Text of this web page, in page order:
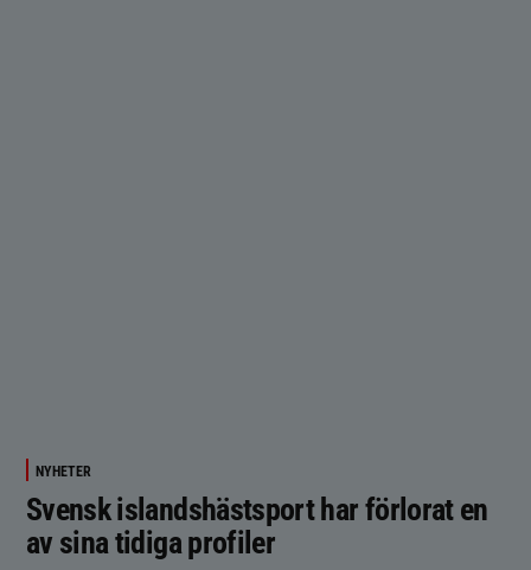
NYHETER
Svensk islandshästsport har förlorat en
av sina tidiga profiler